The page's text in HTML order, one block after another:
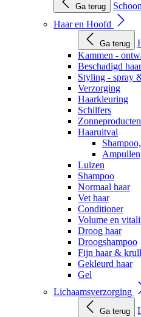
Ga terug
Haar en Hoofd
Ga terug
Kammen -
Beschadigd
Styling - spray
Verzorging
Haarkleuring
Schilfers
Zonneproducten
Haaruitval
Ampullen
Luizen
Shampoo
Normaal haar
Vet haar
Conditioner
Volume en
Droog haar
Droogshampoo
Fijn haar &
Gekleurd haar
Gel
Lichaamsverzorging
Ga terug